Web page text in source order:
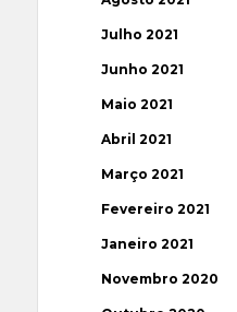
Julho 2021
Junho 2021
Maio 2021
Abril 2021
Março 2021
Fevereiro 2021
Janeiro 2021
Novembro 2020